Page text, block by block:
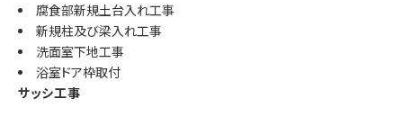
腐食部新規土台入れ工事
新規柱及び梁入れ工事
洗面室下地工事
浴室ドア枠取付
サッシ工事